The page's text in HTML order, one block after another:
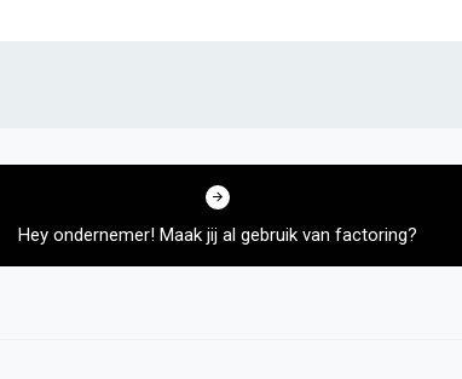
Hey ondernemer! Maak jij al gebruik van factoring?